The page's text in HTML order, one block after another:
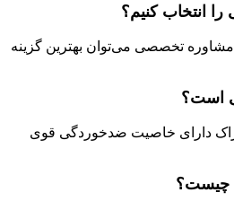
انتخاب کنیم؟
تخصصی می‌توان بهترین گزینه
است؟
دارای خاصیت ضدخوردگی قوی
چیست؟